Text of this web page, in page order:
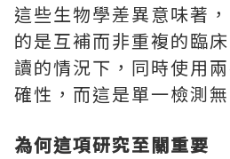
這些生物學差異意味著
的是互補而非重複的臨
讀的情況下，同時使用
確性，而這是單一檢測無
為何這項研究至關重要